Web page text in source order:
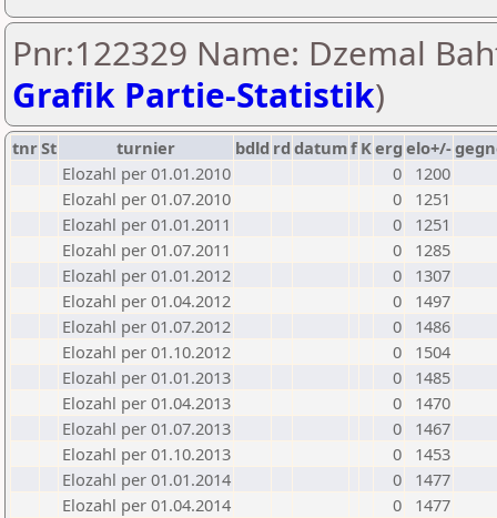
Pnr:122329 Name: Dzemal
Grafik Partie-Statistik)
tnrSt turnier bdld rd datumf Kerg elo+/-
Elozahl per 01.01.2010
0
1200
Elozahl per 01.07.2010
0
1251
Elozahl per 01.01.2011
0
1251
Elozahl per 01.07.2011
0
1285
Elozahl per 01.01.2012
0
1307
Elozahl per 01.04.2012
0
1497
Elozahl per 01.07.2012
0
1486
Elozahl per 01.10.2012
0
1504
Elozahl per 01.01.2013
0
1485
Elozahl per 01.04.2013
0
1470
Elozahl per 01.07.2013
0
1467
Elozahl per 01.10.2013
0
1453
Elozahl per 01.01.2014
0
1477
Elozahl per 01.04.2014
0
1477